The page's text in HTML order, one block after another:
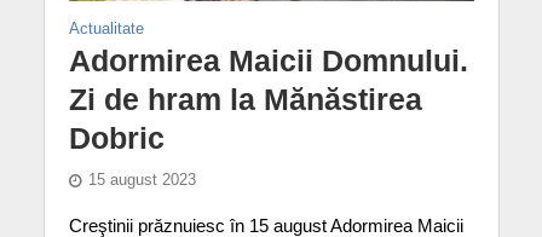
Actualitate
Adormirea Maicii Domnului.
Zi de hram la Mănăstirea
Dobric
15 august 2023
Creştinii prăznuiesc în 15 august Adormirea Maicii